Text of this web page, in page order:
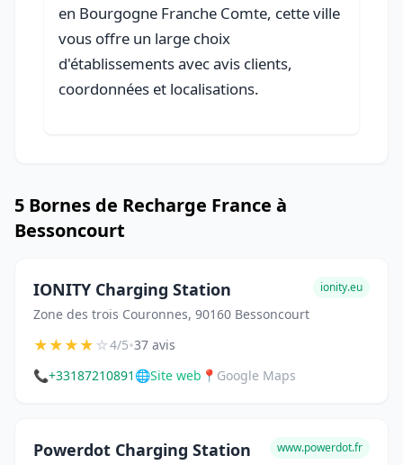
en Bourgogne Franche Comte, cette ville
vous offre un large choix
d'établissements avec avis clients,
coordonnées et localisations.
5 Bornes de Recharge France à
Bessoncourt
IONITY Charging Station
Zone des trois Couronnes, 90160 Bessoncourt
ionity.eu
★★★★☆4/5•37 avis
📞+33187210891 🌐Site web 📍 Google Maps
Powerdot Charging Station www.powerdot.fr